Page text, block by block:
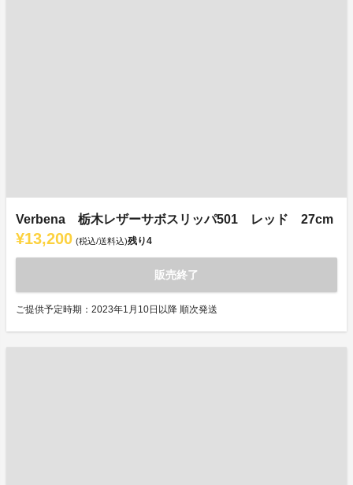
Verbena 栃木レザーサボスリッパ501 レッド 27cm
¥13,200 (税込/送料込)残り4
販売終了
ご提供予定時期：2023年1月10日以降 順次発送